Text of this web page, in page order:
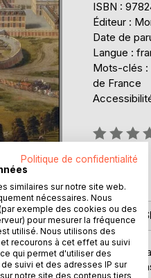
ISBN :
Éditeur :
Date de
Langue :
Mots-clés :
de France
Évaluation:
à Versailles, encore en
et les courtisans
CRITIQUES
Politique de confidentialité
similaires sur notre site web.
nécessaires. Nous
exemple des cookies ou des
pour mesurer la fréquence
utilisé. Nous utilisons des
recourons à cet effet au suivi
qui permet d'utiliser des
suivi et des adresses IP sur
notre site des contenus tiers